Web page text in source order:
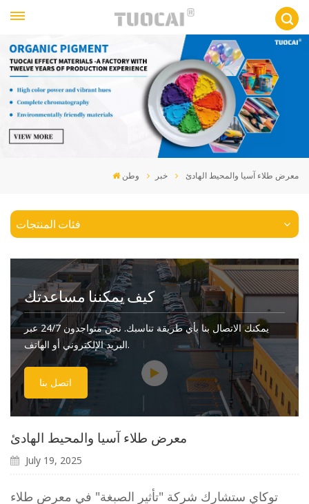
وطن خبر معرض طلاء آسيا والمحيط الهادئ
فئات المنتجات
كيف يمكننا مساعدتك
يمكنك الاتصال بنا بأي طريقة تناسبك. نحن متواجدون 24/7 عبر
البريد الإلكتروني أو الهاتف.
اتصل بنا
معرض طلاء آسيا والمحيط الهادئ
July 19, 2025
توكاي ستشارك شركة "تأثير الصبغة" في معرض طلاء